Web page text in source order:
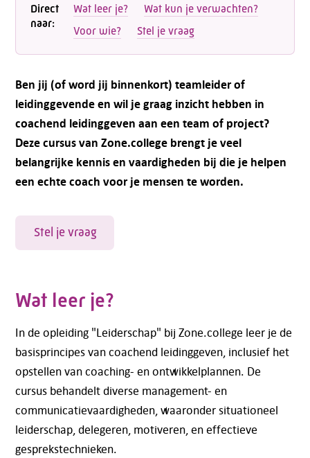
Direct
naar:
Wat leer je?
Wat kun je verwachten?
Voor wie?
Stel je vraag
Ben jij (of word jij binnenkort) teamleider of
leidinggevende en wil je graag inzicht hebben in
coachend leidinggeven aan een team of project?
Deze cursus van Zone.college brengt je veel
belangrijke kennis en vaardigheden bij die je helpen
een echte coach voor je mensen te worden.
Stel je vraag
Wat leer je?
In de opleiding "Leiderschap" bij Zone.college leer je de
basisprincipes van coachend leidinggeven, inclusief het
opstellen van coaching- en ontwikkelplannen. De
cursus behandelt diverse management- en
communicatievaardigheden, waaronder situationeel
leiderschap, delegeren, motiveren, en effectieve
gesprekstechnieken.